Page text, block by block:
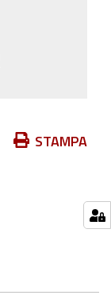
STAMPA